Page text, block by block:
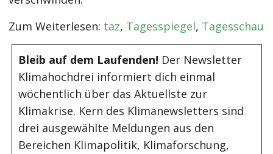
Zum Weiterlesen: taz, Tagesspiegel, Tagesschau
Bleib auf dem Laufenden! Der Newsletter
Klimahochdrei informiert dich einmal
wöchentlich über das Aktuellste zur
Klimakrise. Kern des Klimanewsletters sind
drei ausgewählte Meldungen aus den
Bereichen Klimapolitik, Klimaforschung,